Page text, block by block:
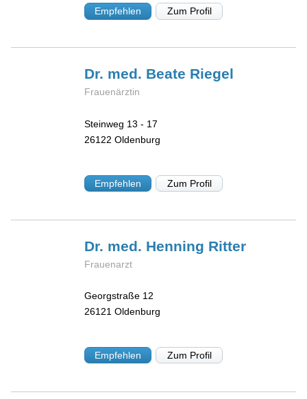
Empfehlen Zum Profil
Dr. med. Beate Riegel
Frauenärztin
Steinweg 13 - 17
26122 Oldenburg
Empfehlen Zum Profil
Dr. med. Henning Ritter
Frauenarzt
Georgstraße 12
26121 Oldenburg
Empfehlen Zum Profil